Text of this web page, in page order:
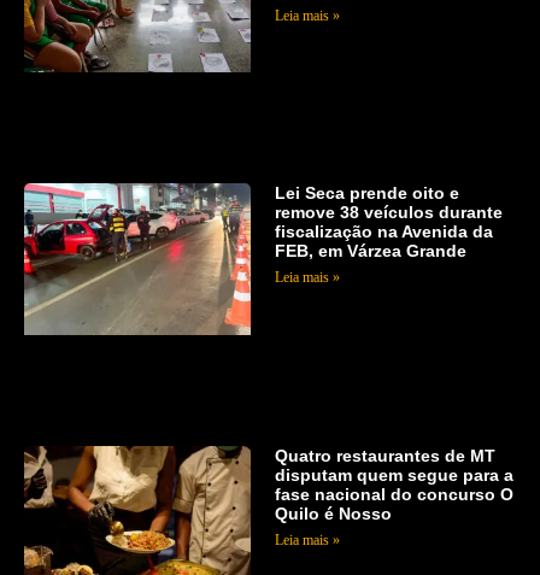
Leia mais »
Lei Seca prende oito e
remove 38 veículos durante
fiscalização na Avenida da
FEB, em Várzea Grande
Leia mais »
Quatro restaurantes de MT
disputam quem segue para a
fase nacional do concurso O
Quilo é Nosso
Leia mais »